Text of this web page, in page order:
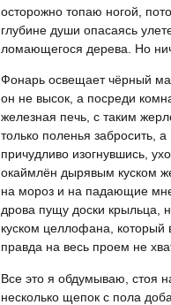
осторожно топаю ногой,
глубине души опасаясь
ломающегося дерева. Но
Фонарь освещает чёрный
он не высок, а посреди
железная печь, с таким
только поленья забросить,
причудливо изогнувшись,
окаймлён дырявым куском
на мороз и на падающие
дрова пущу доски крыльца,
куском целлофана, который
правда на весь проем не
Все это я обдумываю, стоя
несколько щепок с пола